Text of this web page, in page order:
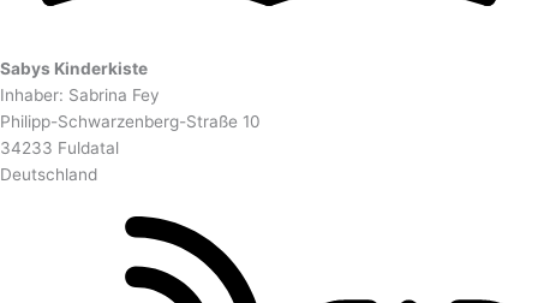
Sabys Kinderkiste
Inhaber: Sabrina Fey
Philipp-Schwarzenberg-Straße 10
34233 Fuldatal
Deutschland